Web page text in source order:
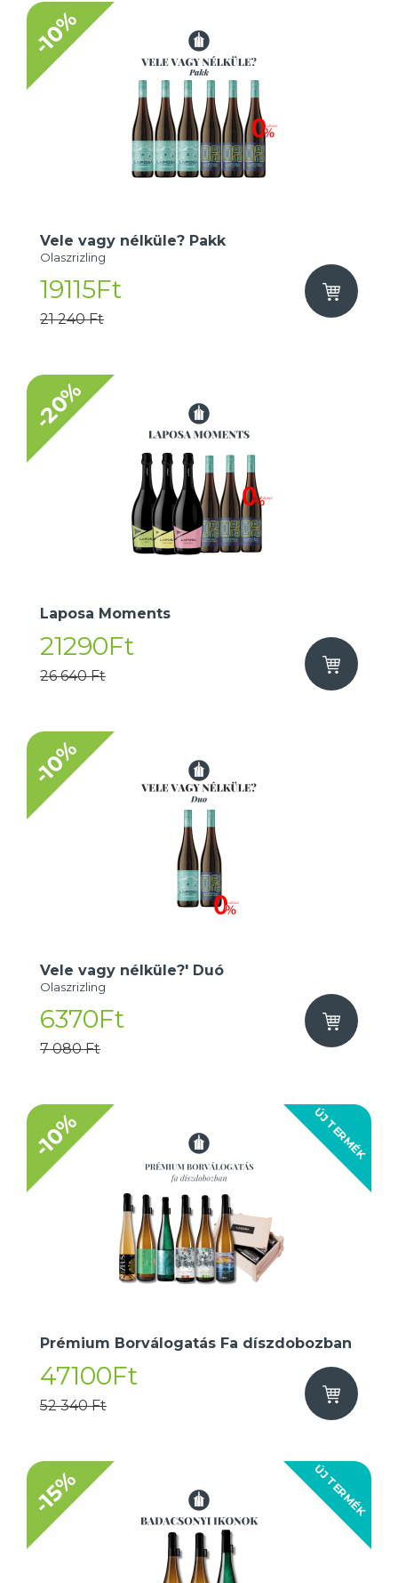
-10%
Vele vagy nélküle? Pakk
Olaszrizling
19115Ft
21 240 Ft
-20%
Laposa Moments
21290Ft
26 640 Ft
-10%
Vele vagy nélküle?' Duó
Olaszrizling
6370Ft
7 080 Ft
ÚJ TERMÉK
-10%
Prémium Borválogatás Fa díszdobozban
47100Ft
52 340 Ft
ÚJ TERMÉK
-15%